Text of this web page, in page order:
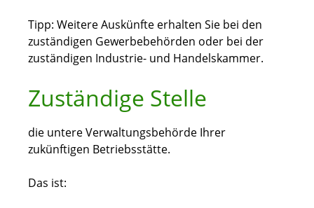
Tipp: Weitere Auskünfte erhalten Sie bei den
zuständigen Gewerbebehörden oder bei der
zuständigen Industrie- und Handelskammer.
Zuständige Stelle
die untere Verwaltungsbehörde Ihrer
zukünftigen Betriebsstätte.
Das ist: